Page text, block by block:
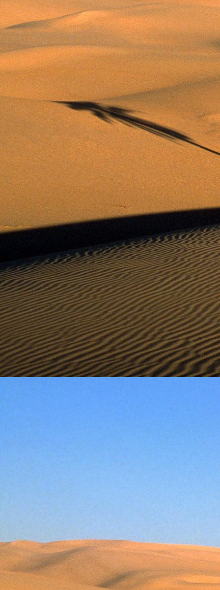
Dr. Göllner
2081 Piliscsaba,
e-mail:
telefonszám:
adószám: